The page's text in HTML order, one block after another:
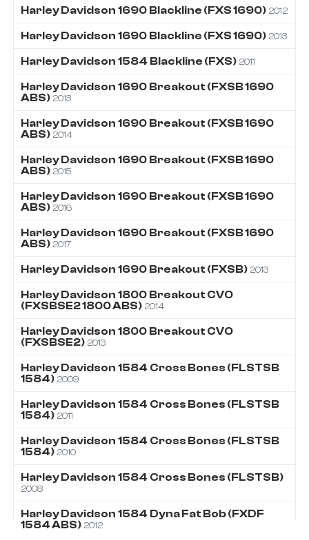
Harley Davidson 1690 Blackline (FXS 1690) 2012
Harley Davidson 1690 Blackline (FXS 1690) 2013
Harley Davidson 1584 Blackline (FXS) 2011
Harley Davidson 1690 Breakout (FXSB 1690
ABS) 2013
Harley Davidson 1690 Breakout (FXSB 1690
ABS) 2014
Harley Davidson 1690 Breakout (FXSB 1690
ABS) 2015
Harley Davidson 1690 Breakout (FXSB 1690
ABS) 2016
Harley Davidson 1690 Breakout (FXSB 1690
ABS) 2017
Harley Davidson 1690 Breakout (FXSB) 2013
Harley Davidson 1800 Breakout CVO
(FXSBSE2 1800 ABS) 2014
Harley Davidson 1800 Breakout CVO
(FXSBSE2) 2013
Harley Davidson 1584 Cross Bones (FLSTSB
1584) 2009
Harley Davidson 1584 Cross Bones (FLSTSB
1584) 2011
Harley Davidson 1584 Cross Bones (FLSTSB
1584) 2010
Harley Davidson 1584 Cross Bones (FLSTSB)
2008
Harley Davidson 1584 Dyna Fat Bob (FXDF
1584 ABS) 2012